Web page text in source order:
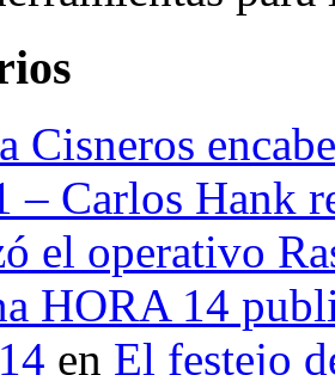
Cisneros
– Carlos Hank
el operativo
HORA 14
en El festejo